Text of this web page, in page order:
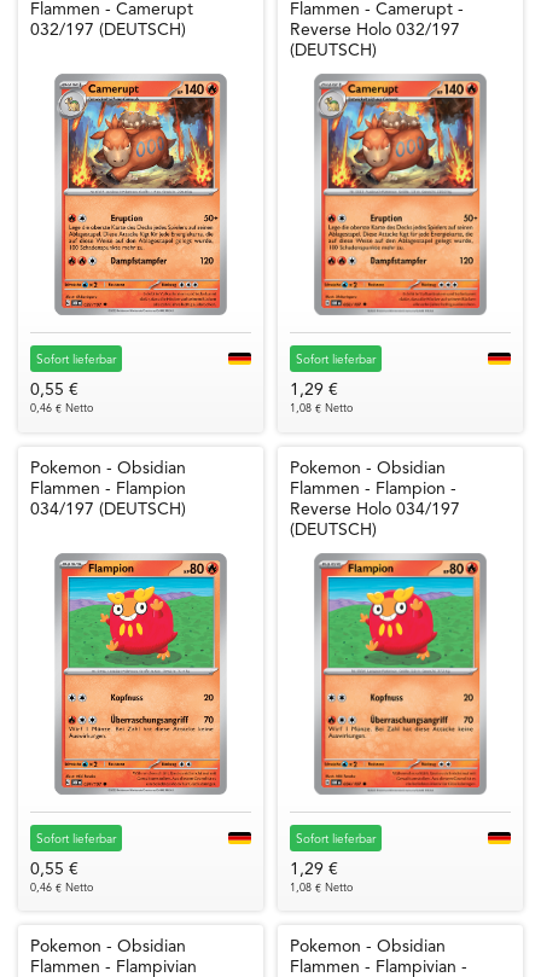
Flammen - Camerupt
032/197 (DEUTSCH)
Sofort lieferbar
0,55 €
0,46 € Netto
Flammen - Camerupt -
Reverse Holo 032/197
(DEUTSCH)
Sofort lieferbar
1,29 €
1,08 € Netto
Pokemon - Obsidian
Flammen - Flampion
034/197 (DEUTSCH)
Sofort lieferbar
0,55 €
0,46 € Netto
Pokemon - Obsidian
Flammen - Flampion -
Reverse Holo 034/197
(DEUTSCH)
Sofort lieferbar
1,29 €
1,08 € Netto
Pokemon - Obsidian
Flammen - Flampivian
Pokemon - Obsidian
Flammen - Flampivian -